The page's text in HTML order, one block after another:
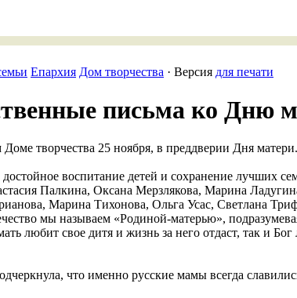
Епархия Дом творчества · Версия для печати
письма ко Дню
творчества 25 ноября, в преддверии Дня
воспитание детей и сохранение лучших
Палкина, Оксана Мерзлякова, Марина
Марина Тихонова, Ольга Усас, Светлана
мы называем «Родиной-матерью»,
любит свое дитя и жизнь за него отдаст, так и
что именно русские мамы всегда